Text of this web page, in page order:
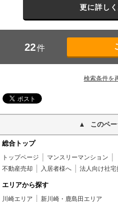
更に詳し
22件
検索条件を
このペ
総合トップ
トップページ マンスリーマンション
不動産売却
入居者様へ 法人向け社
エリアから探す
川崎エリア 新川崎・鹿島田エリア